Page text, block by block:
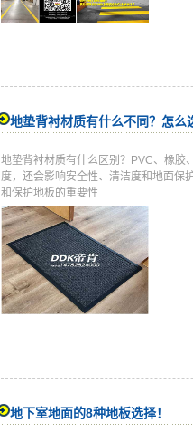
地垫背衬材质有什么不同？怎么
地垫背衬材质有什么区别？PVC、橡胶
度，还会影响安全性、清洁度和地面保
和保护地板的重要性
地下室地面的8种地板选择！